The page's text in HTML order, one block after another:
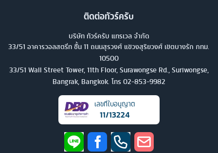
ติดต่อทัวร์ครับ
บริษัท ทัวร์ครับ แทรเวล จำกัด
33/51 อาคารวอลสตรีท ชั้น 11 ถนนสุรวงศ์ แขวงสุริยวงศ์ เขตบางรัก กทม.
10500
33/51 Wall Street Tower, 11th Floor, Surawongse Rd., Suriwongse,
Bangrak, Bangkok. โทร 02-853-9982
เลขที่ใบอนุญาต
11/13224